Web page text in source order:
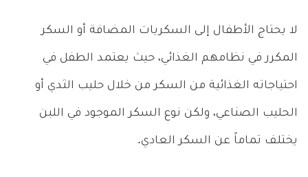
لا يحتاج الأطفال إلى السكريات المضافة أو السكر
المكرر في نظامهم الغذائي، حيث يعتمد الطفل في
احتياجاته الغذائية من السكر من خلال حليب الثدي أو
الحليب الصناعي، ولكن نوع السكر الموجود في اللبن
يختلف تماماً عن السكر العادي.